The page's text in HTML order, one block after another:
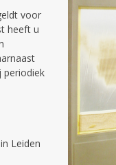
voor
heeft u
periodiek
Leiden